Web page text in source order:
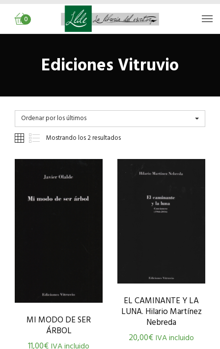
0
Ediciones Vitruvio
Ordenar por los últimos
Mostrando los 2 resultados
MI MODO DE SER
ÁRBOL
11,00€
EL CAMINANTE Y LA
LUNA. Hilario Martínez
Nebreda
20,00€IVA incluido